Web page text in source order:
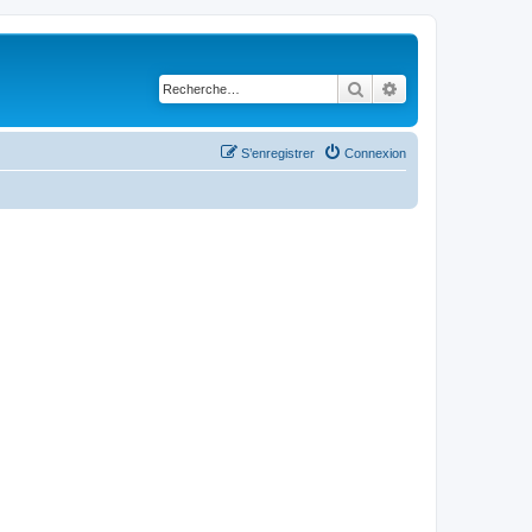
Rechercher
Connexion
S’enregistrer